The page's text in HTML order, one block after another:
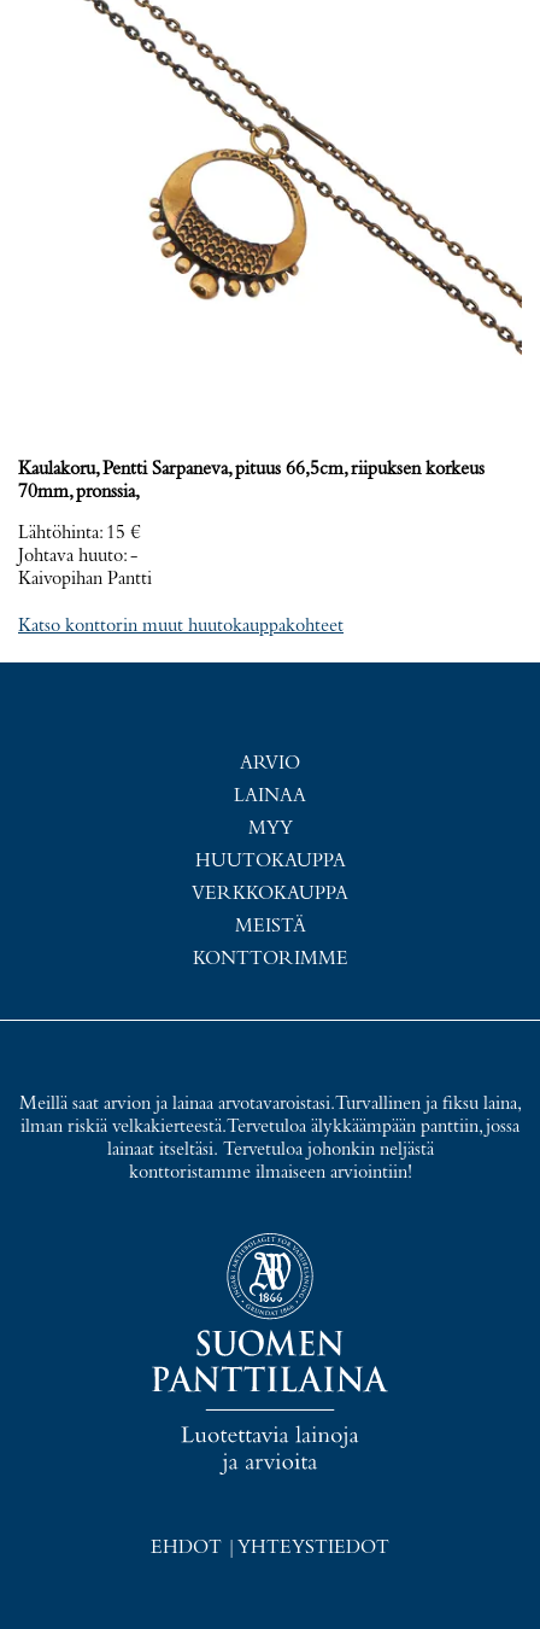
Kaulakoru, Pentti Sarpaneva, pituus 66,5cm, riipuksen korkeus
70mm, pronssia,
Lähtöhinta: 15 €
Johtava huuto:-
Kaivopihan Pantti
Katso konttorin muut huutokauppakohteet
ARVIO
LAINAA
MYY
HUUTOKAUPPA
VERKKOKAUPPA
MEISTÄ
KONTTORIMME
Meillä saat arvion ja lainaa arvotavaroistasi. Turvallinen ja fiksu laina,
ilman riskiä velkakierteestä. Tervetuloa älykkäämpään panttiin, jossa
lainaat itseltäsi. Tervetuloa johonkin neljästä
konttoristamme ilmaiseen arviointiin!
EHDOT YHTEYSTIEDOT